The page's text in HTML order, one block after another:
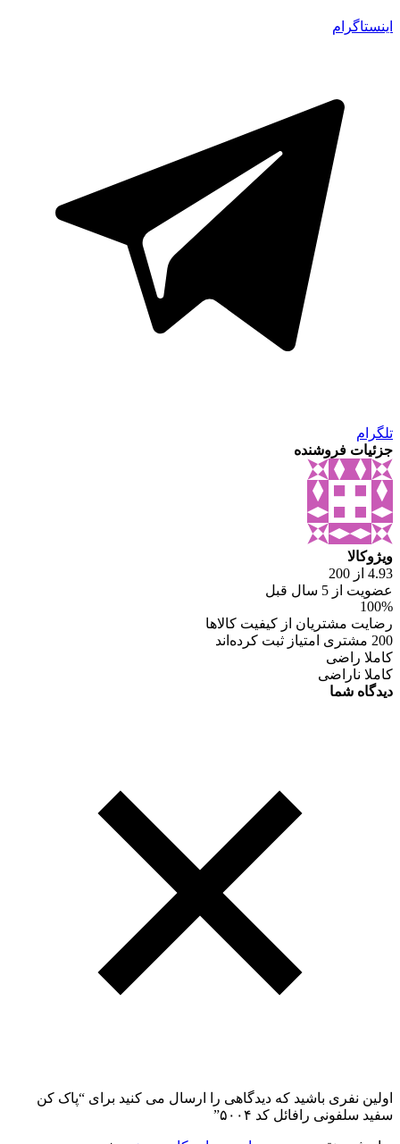
اینستاگرام
تلگرام
جزئیات فروشنده
ویژوکالا
4.93 از 200
عضویت از 5 سال قبل
100%
رضایت مشتریان از کیفیت کالاها
200 مشتری امتیاز ثبت کرده‌اند
کاملا راضی
کاملا ناراضی
دیدگاه شما
اولین نفری باشید که دیدگاهی را ارسال می کنید برای “پاک کن
سفید سلفونی رافائل کد ۵۰۰۴”